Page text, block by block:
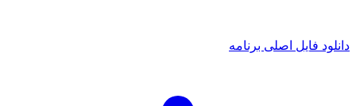
دانلود فایل اصلی برنامه